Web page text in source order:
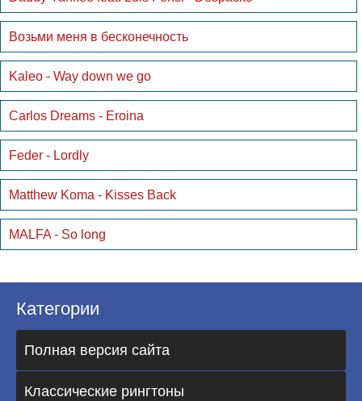
Возьми меня в бесконечность
Kaleo - Way down we go
Carlos Dreams - Eroina
Feder - Lordly
Matthew Koma - Kisses Back
MALFA - So long
Категории
Полная версия сайта
Классические рингтоны